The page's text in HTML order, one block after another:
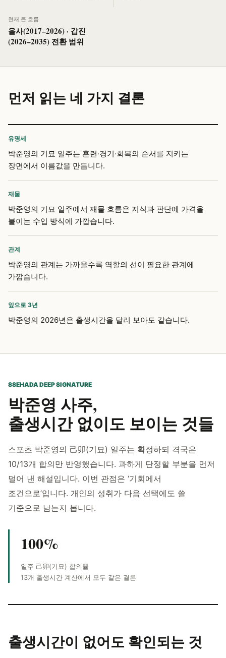
현재 큰 흐름
을사(2017–2026) · 갑진
(2026–2035) 전환 범위
먼저 읽는 네 가지 결론
유명세
박준영의 기묘 일주는 훈련·경기·회복의 순서를 지키는
장면에서 이름값을 만듭니다.
재물
박준영의 기묘 일주에서 재물 흐름은 지식과 판단에 가격을
붙이는 수입 방식에 가깝습니다.
관계
박준영의 관계는 가까울수록 역할의 선이 필요한 관계에
가깝습니다.
앞으로 3년
박준영의 2026년은 출생시간을 달리 보아도 같습니다.
SSEHADA DEEP SIGNATURE
박준영 사주,
출생시간 없이도 보이는 것들
스포츠 박준영의 己卯(기묘) 일주는 확정하되 격국은
10/13개 합의만 반영했습니다. 과하게 단정할 부분을 먼저
덜어 낸 해설입니다. 이번 관점은 ‘기회에서
조건으로’입니다. 개인의 성취가 다음 선택에도 쓸
기준으로 남는지 봅니다.
100%
일주 己卯(기묘) 합의율
13개 출생시간 계산에서 모두 같은 결론
출생시간이 없어도 확인되는 것